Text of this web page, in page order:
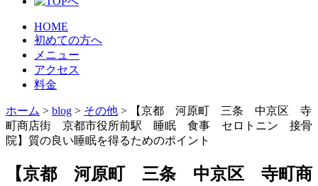
HOME
初めての方へ
メニュー
アクセス
料金
ホーム > blog > その他 >
【京都 河原町 三条 中京区 寺
町商店街 京都市役所前駅 睡眠 食事 セロトニン 接骨
院】質の良い睡眠を得るためのポイント
【京都 河原町 三条 中京区 寺町商